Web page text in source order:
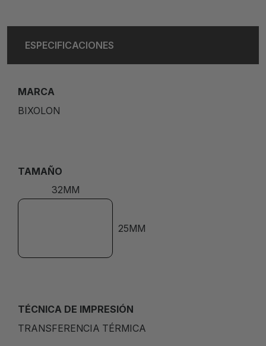
ESPECIFICACIONES
MARCA
BIXOLON
TAMAÑO
32MM
25MM
TÉCNICA DE IMPRESIÓN
TRANSFERENCIA TÉRMICA